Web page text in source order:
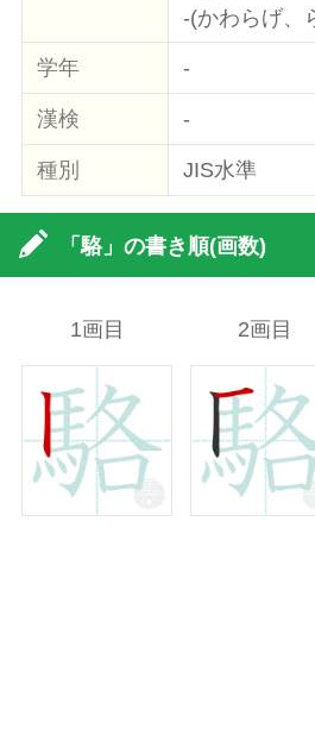
-(かわらげ、
学年 -
漢検 -
種別 JIS水準
「駱」の書き順(画数)
1画目 2画目